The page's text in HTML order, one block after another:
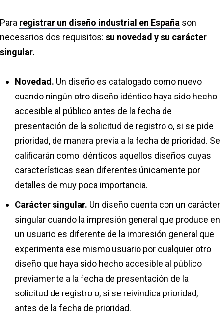
Para registrar un diseño industrial en España son
necesarios dos requisitos: su novedad y su carácter
singular.
Novedad. Un diseño es catalogado como nuevo
cuando ningún otro diseño idéntico haya sido hecho
accesible al público antes de la fecha de
presentación de la solicitud de registro o, si se pide
prioridad, de manera previa a la fecha de prioridad. Se
calificarán como idénticos aquellos diseños cuyas
características sean diferentes únicamente por
detalles de muy poca importancia.
Carácter singular. Un diseño cuenta con un carácter
singular cuando la impresión general que produce en
un usuario es diferente de la impresión general que
experimenta ese mismo usuario por cualquier otro
diseño que haya sido hecho accesible al público
previamente a la fecha de presentación de la
solicitud de registro o, si se reivindica prioridad,
antes de la fecha de prioridad.